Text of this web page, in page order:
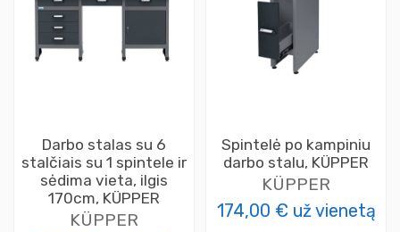
Darbo stalas su 6
stalčiais su 1 spintele ir
sėdima vieta, ilgis
170cm, KÜPPER
KÜPPER
Spintelė po kampiniu
darbo stalu, KÜPPER
KÜPPER
174,00 € už vienetą